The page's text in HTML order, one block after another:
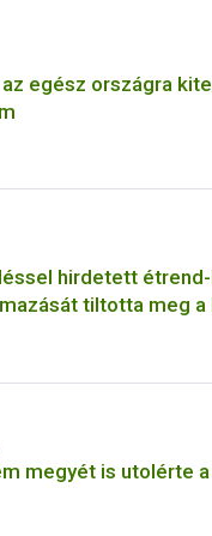
egész országra
hirdetett
tiltotta meg a
megyét is utolérte